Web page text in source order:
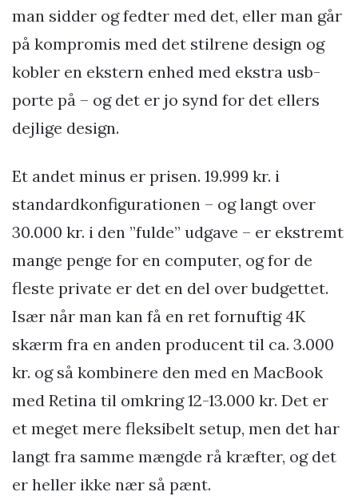
man sidder og fedter med det, eller man går
på kompromis med det stilrene design og
kobler en ekstern enhed med ekstra usb-
porte på – og det er jo synd for det ellers
dejlige design.
Et andet minus er prisen. 19.999 kr. i
standardkonfigurationen – og langt over
30.000 kr. i den ”fulde” udgave – er ekstremt
mange penge for en computer, og for de
fleste private er det en del over budgettet.
Især når man kan få en ret fornuftig 4K
skærm fra en anden producent til ca. 3.000
kr. og så kombinere den med en MacBook
med Retina til omkring 12-13.000 kr. Det er
et meget mere fleksibelt setup, men det har
langt fra samme mængde rå kræfter, og det
er heller ikke nær så pænt.